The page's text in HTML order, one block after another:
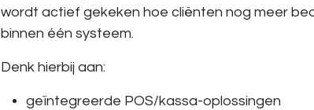
wordt actief gekeken hoe cliënten nog meer
binnen één systeem.
Denk hierbij aan:
geïntegreerde POS/kassa-oplossingen